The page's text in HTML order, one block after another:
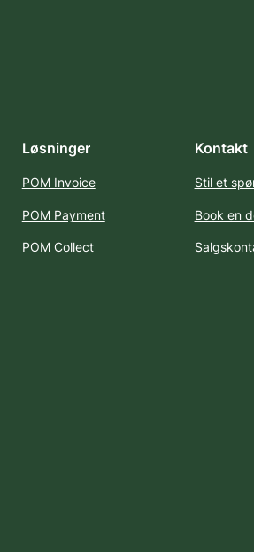
Løsninger
POM Invoice
POM Payment
POM Collect
Kontakt
Stil et
Book en